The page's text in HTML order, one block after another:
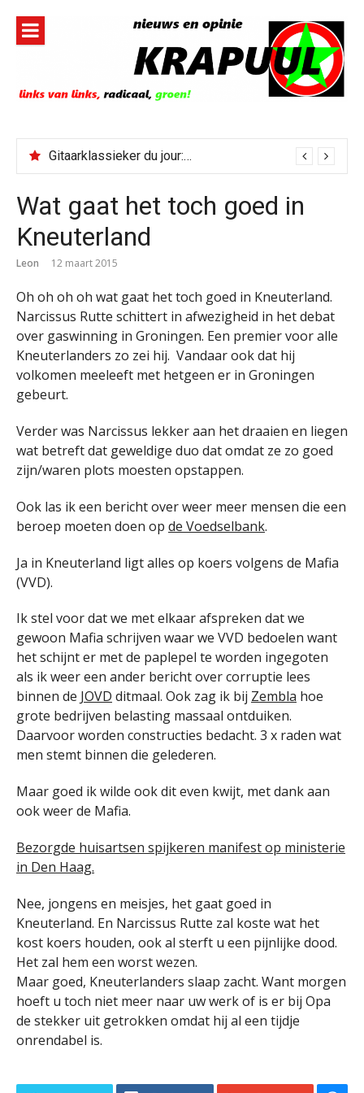
inhoud
Gitaarklassieker du jour: Paris, Texas/Cold Was The Night, Hard Was The Ground
Wat gaat het toch goed in
Kneuterland
Leon 12 maart 2015
Oh oh oh oh wat gaat het toch goed in Kneuterland.
Narcissus Rutte schittert in afwezigheid in het debat
over gaswinning in Groningen. Een premier voor alle
Kneuterlanders zo zei hij. Vandaar ook dat hij
volkomen meeleeft met hetgeen er in Groningen
gebeurt.
Verder was Narcissus lekker aan het draaien en liegen
wat betreft dat geweldige duo dat omdat ze zo goed
zijn/waren plots moesten opstappen.
Ook las ik een bericht over weer meer mensen die een
beroep moeten doen op de Voedselbank.
Ja in Kneuterland ligt alles op koers volgens de Mafia
(VVD).
Ik stel voor dat we met elkaar afspreken dat we
gewoon Mafia schrijven waar we VVD bedoelen want
het schijnt er met de paplepel te worden ingegoten
als ik weer een ander bericht over corruptie lees
binnen de JOVD ditmaal. Ook zag ik bij Zembla hoe
grote bedrijven belasting massaal ontduiken.
Daarvoor worden constructies bedacht. 3 x raden wat
men stemt binnen die gelederen.
Maar goed ik wilde ook dit even kwijt, met dank aan
ook weer de Mafia.
Bezorgde huisartsen spijkeren manifest op ministerie
in Den Haag.
Nee, jongens en meisjes, het gaat goed in
Kneuterland. En Narcissus Rutte zal koste wat het
kost koers houden, ook al sterft u een pijnlijke dood.
Het zal hem een worst wezen.
Maar goed, Kneuterlanders slaap zacht. Want morgen
hoeft u toch niet meer naar uw werk of is er bij Opa
de stekker uit getrokken omdat hij al een tijdje
onrendabel is.